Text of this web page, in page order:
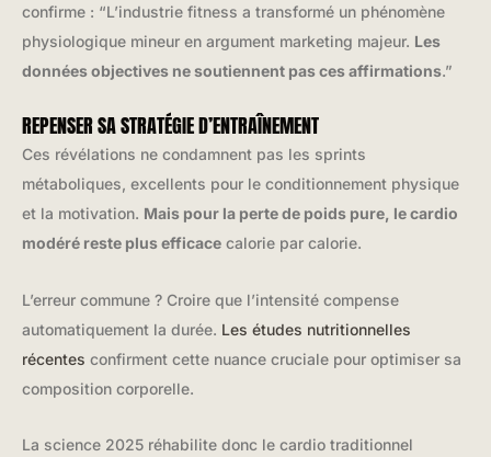
confirme : “L’industrie fitness a transformé un phénomène
physiologique mineur en argument marketing majeur. Les
données objectives ne soutiennent pas ces affirmations.”
REPENSER SA STRATÉGIE D’ENTRAÎNEMENT
Ces révélations ne condamnent pas les sprints
métaboliques, excellents pour le conditionnement physique
et la motivation. Mais pour la perte de poids pure, le cardio
modéré reste plus efficace calorie par calorie.
L’erreur commune ? Croire que l’intensité compense
automatiquement la durée. Les études nutritionnelles
récentes confirment cette nuance cruciale pour optimiser sa
composition corporelle.
La science 2025 réhabilite donc le cardio traditionnel